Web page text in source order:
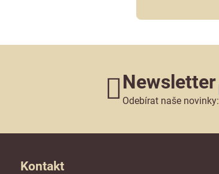
Newsletter
Odebírat naše novinky:
Kontakt